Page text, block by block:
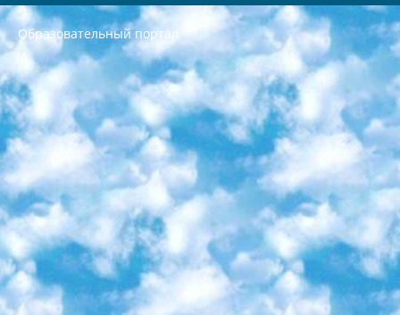
Образовательный портал
РЕСПУБЛИКА УЗБЕКИСТАН МИНИСТРЕРСТВО ДОШКОЛЬНОГО И ШКОЛЬНОГО ОБРАЗОВАНИЯ КОМАНДА в общеобразовательных учреждениях в 2023-2024 учебном году организация и проведение итоговой государственной аттестации обучающихся о Министра дошкольного и школьного образования Республики Узбекистан от 4 марта 2008 года (постановлением Минюста от 20 марта 2008 года № 1778 государственной регистрации) «Итоговое состояние учащихся общего среднего образования на основании положения об утверждении положения об аттестации общего среднего образования выпускной экзамен студентов в образовательных учреждениях в 2023-2024 учебном году В целях организации и прохождения аттестации приказываю: 1. Следующее: перечень предметов, по которым будет проводиться итоговая государственная аттестация и экзамен формы перевода согласно приложению 1; сертификаты международного образца, оценивающие уровень владения иностранными языками перечень согласно приложению 2; 2. Педагогический при специализированных образовательных учреждениях. научно-практический центр квалификации и международной оценки (Д.Давидова) 2024 г. До 25 марта: задания по предметам, по которым будет проводиться итоговая аттестация разработка и утверждение технических условий; итоговая аттестация на основании разработанного предметного задания разработка вопросов по предметам (устно и письменно), экзамен передача; общеобразовательные средние школы и специальные учебные заведения учащиеся выпускных классов школ и интернатов в агентской системе подготовка базы данных экзаменационных материалов и критериев оценки; перевод базы экзаменационных материалов на все языки обучения подать в Республиканский образовательный центр для изготовления; варианты экзаменов на основе разработанных контрольных материалов пусть будут поставлены задачи формирования. 3. Республиканский образовательный центр (Ш.Худайкулов) до 5 апреля 2024 года. до: база данных предоставленных экзаменационных материалов на все языки обучения перевод и экспертиза; для слепых, слабовидящих, глухих, слабослышащих и умственно отсталых детей учащиеся выпускных классов специализированных школ и школ-интернатов база данных экзаменационных материалов на всех преподаваемых языках подготовка критериев оценки; специализированные школы для умственно отсталых детей и технологии для учащихся выпускных классов школ-интернатов разработка соответствующих рекомендаций и критериев проведения ЕГЭ по естествознанию давать задания. 4. Педагогический при специализированных образовательных учреждениях. Научно-практический центр навыков и международной оценки (Д.Давидова), Республика образовательный центр (Худайкулов Ш.) итоговый государственный аттестационный экзамен ориентирован на творческое и логическое мышление при подготовке базы материалов учитывать введение заданий. 5. Следует отметить, что: сертификат государственного образца о знании общеобразовательного предмета и как минимум национальный уровень B1 по предметам на иностранных языках, указанным в Приложении 2. или международно признанный сертификат эквивалентного уровня студенты, изучающие определенный предмет, освобождаются от экзамена; по соответствующим предметам запланирована итоговая государственная аттестация за день до дня, путем жеребьевки Рабочей группой (в письменной форме по предметам, проводимым в форме) из числа сформированных вариантов выбрано 2 варианта; 2 выбранных варианта экзамена анонсированы на официальном сайте министерства и все выпускники по всей стране на основе этих вариантов проводит итоговую государственную аттестацию. 6. Государственное образование учащихся средних общеобразовательных учреждений. знания в соответствии с квалификационными требованиями, которые необходимо приобрести на основании стандартов итоговый (выпускной) контроль для 9 и 11 классов в целях тестирования Экзамены (далее – экзамены) состоят из предметов, перечисленных в приложении 1. будет сделано. 7. Экзамены пройдут с 26 мая по 15 июня 2024 г. (кроме науки физического воспитания). 8. Физическая для учащихся 9 классов общесредних образовательных учреждений. Экзамены по предмету «Образование, квалификация медицина» 1-6 мая 2024 года. сотрудники перевести под присмотр (с отклонениями в физическом или умственном развитии) специализированная школа для детей, школы-интернаты и со сколиозом школы-интернаты санаторного типа для больных детей исключены). 9. Он был слепым, слабовидящим и имел нарушения опорно-двигательного аппарата. экзамены в специализированных школах и интернатах для детей должны проводиться исходя из требований, предъявляемых к общеобразовательным учреждениям (физкультура кроме науки). 10. Специализированная школа для глухих и слабослышащих детей. и экзамены в интернатах и быть реализован в виде письменного теста по математике. 11. Специальность для умственно отсталых детей. Для 9 класса Родной язык и литературное письмо Государственный язык (язык обучения – узбекский). для неклассов) написано Математическое письмо Письменная/устная история Узбекистана Физическое воспитание практично Итоговый контроль Для 11 класса Написание родного языка и литературы (эссе) Математическое письмо Узбекский язык (обучение на узбекском языке) не посещающее общее среднее образование для учреждений)/Образовательное учреждение выбор письменный и устный Иностранный язык письменный/устный Письменная/устная история Узбекистана *По выбору студента:  Химия  Физика  Основы государственного права  География 10 бесплатных образовательных ресурсов - Мы составили подборку онлайн-проектов с интерактивными упражнениями, видеолекциями и статьями. Они помогут вам обрести новые и освежить старые знания бесплатно. 1. «ИНТУИТ» Старейшая образовательная площадка Рунета. Здесь вы найдёте сотни текстовых и видеокурсов на десятки различных тем — от программирования до психологии. Многие курсы подготовлены российскими университетами и крупными международными компаниями вроде Intel и Microsoft. Самостоятельное обучение бесплатное, но желающие могут оплатить услуги персональных наставников. 2. «Смартия» знакомит с актуальными профессиями и подсказывает, как им обучаться. Выбрав заинтересовавшую вас специальность — SMM-специалист, фотограф, веб-дизайнер или другую, — увидите список необходимых для неё умений. Чтобы вы могли освоить их самостоятельно, для каждого умения площадка отображает подборку ссылок на учебные материалы. Хотя «Смартия» ориентируется на русскоязычную аудиторию, часть контента всё же доступна только на английском. 3. «Лекторий Физтеха» Проект Московского физико-технического института (Физтеха). С его помощью вы можете смотреть онлайн серии лекций, записанные на видео в этом вузе. В числе доступных предметов — физика, биология, химия, информационные технологии и другие. К некоторым лекциям администрация ресурса прилагает готовые конспекты, которые можно скачивать в PDF-формате. 4. ITMOcourses Онлайн-площадка Санкт-Петербургского национального исследовательского университета информационных технологий, механики и оптики (ИТМО). Ресурс предоставляет свободный доступ к курсам, разработанным в этом вузе. Каталог материалов разбит на четыре категории: «Оптические системы и технологии», «Приборостроение и робототехника», «Информационные технологии» и «Биотехнологии». Курсы состоят из видеолекций, интерактивных демонстраций и заданий. 5. «КиберЛенинка» Электронная научная библиотека открытого доступа. Каталог площадки регулярно обрастает текстами статей из различных научных изданий. Сгруппированные по журналам и рубрикам публикации можно читать онлайн или скачивать целиком в PDF-формате. Проект нацелен на популяризацию науки за счёт открытого доступа к качественной информации. 6. «ПостНаука» На этом ресурсе публикуют подборки видеолекций, составленные экспертами из разных отраслей и объединённые общими темами. Среди них, к примеру, есть серии «Биоинформатика и геномика», «Культура средневековой Скандинавии» и Cinema Studies о теории кино. Каждая подборка лекций — логически связанная история, рассказанная экспертом от первого лица. Кроме того, на сайте появляются научно-образовательные статьи и тесты на разные темы. 7. «Newочём» Команда проекта «Newочём» отбирает самые интересные тексты из англоязычных СМИ и переводит те из них, за которые голосуют участники сообщества «ВКонтакте». По большей части это научно-популярные статьи. Редакторы придумывают лишь заголовки, в остальном содержание переводов соответствует оригиналам. Полные тексты можно читать прямо в социальной сети. 8. InternetUrok Онлайн-база материалов по основным дисциплинам школьной программы. Информация на сайте структурирована по классам, предметам и темам (урокам). Каждый урок состоит из видеолекций и конспектов. Есть также интерактивные тренажёры и тесты для закрепления пройденного материала. Даже если вы давно окончили школу, возможность повторить программу старших классов всегда может пригодиться. 9. Edutainme Ещё один ресурс об образовании. В отличие от Newtonew, как мне кажется, Edutainme больше ориентируется на представителей индустрии: педагогов, предпринимателей, разработчиков образовательных проектов. Но и любой, кто просто стремится к саморазвитию, найдёт на сайте много полезного и интересного для себя. Например, информацию о новых курсах и образовательных сервисах. 10. Newtonew Онлайн-медиа об образовании и обучении в широком смысле. Авторы Newtonew пишут об инструментах, заведениях, тактиках и стратегиях, которые помогают учить других и получать новые знания самостоятельно. На этой площадке вы найдёте новости, обзоры, аналитические мат